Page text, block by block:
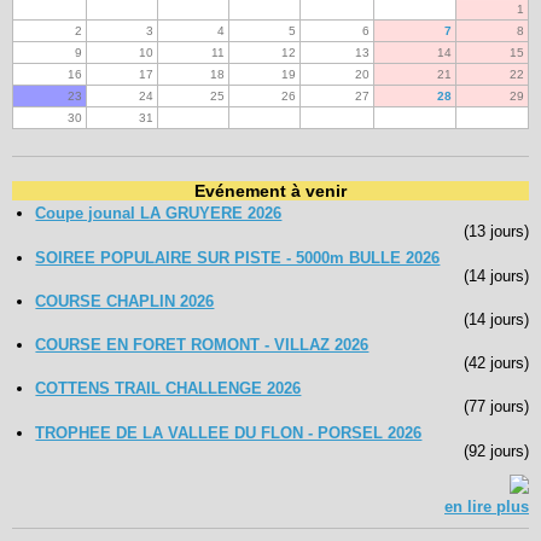
1
2
3 4 5 6 7
8
9
10 11 12 13 14
15
16
17 18 19 20 21
22
23
24 25 26 27 28
29
30
31
Evénement à venir
Coupe jounal LA GRUYERE 2026
(13 jours)
SOIREE POPULAIRE SUR PISTE - 5000m BULLE 2026
(14 jours)
COURSE CHAPLIN 2026
(14 jours)
COURSE EN FORET ROMONT - VILLAZ 2026
(42 jours)
COTTENS TRAIL CHALLENGE 2026
(77 jours)
TROPHEE DE LA VALLEE DU FLON - PORSEL 2026
(92 jours)
en lire plus